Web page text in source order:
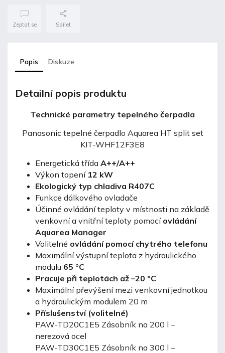
Zeptat se Sdílet
Popis Diskuze
Detailní popis produktu
Technické parametry tepelného čerpadla
Panasonic tepelné čerpadlo Aquarea HT split set
KIT-WHF12F3E8
Energetická třída A++/A++
Výkon topení 12 kW
Ekologický typ chladiva R407C
Funkce dálkového ovladače
Účinné ovládání teploty v místnosti na základě
venkovní a vnitřní teploty pomocí ovládání
Aquarea Manager
Volitelné ovládání pomocí chytrého telefonu
Maximální výstupní teplota z hydraulického
modulu 65 °C
Pracuje při teplotách až –20 °C
Maximální převýšení mezi venkovní jednotkou
a hydraulickým modulem 20 m
Příslušenství (volitelné)
PAW-TD20C1E5 Zásobník na 200 l –
nerezová ocel
PAW-TD30C1E5 Zásobník na 300 l –